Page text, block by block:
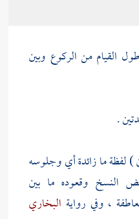
طول القيام من الركوع وبين
.
) لفظة ما زائدة أي وجلوسه
النسخ وقعوده ما بين
، وفي رواية البخاري